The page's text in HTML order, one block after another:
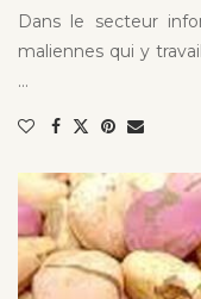
Dans le secteur
maliennes qui y
…